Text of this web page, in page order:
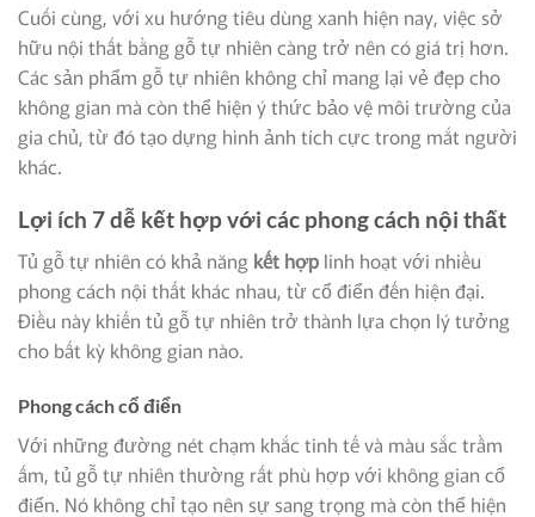
Cuối cùng, với xu hướng tiêu dùng xanh hiện nay, việc sở
hữu nội thất bằng gỗ tự nhiên càng trở nên có giá trị hơn.
Các sản phẩm gỗ tự nhiên không chỉ mang lại vẻ đẹp cho
không gian mà còn thể hiện ý thức bảo vệ môi trường của
gia chủ, từ đó tạo dựng hình ảnh tích cực trong mắt người
khác.
Lợi ích 7 dễ kết hợp với các phong cách nội thất
Tủ gỗ tự nhiên có khả năng kết hợp linh hoạt với nhiều
phong cách nội thất khác nhau, từ cổ điển đến hiện đại.
Điều này khiến tủ gỗ tự nhiên trở thành lựa chọn lý tưởng
cho bất kỳ không gian nào.
Phong cách cổ điển
Với những đường nét chạm khắc tinh tế và màu sắc trầm
ấm, tủ gỗ tự nhiên thường rất phù hợp với không gian cổ
điển. Nó không chỉ tạo nên sự sang trọng mà còn thể hiện